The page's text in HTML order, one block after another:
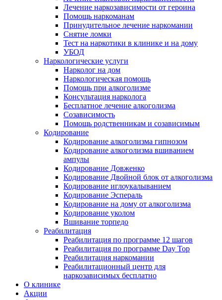
Лечение наркозависимости от героина
Помощь наркоманам
Принудительное лечение наркомании
Снятие ломки
Тест на наркотики в клинике и на дому
УБОД
Наркологические услуги
Нарколог на дом
Наркологическая помощь
Помощь при алкоголизме
Консультация нарколога
Бесплатное лечение алкоголизма
Созависимость
Помощь родственникам и созависимым
Кодирование
Кодирование алкоголизма гипнозом
Кодирование алкоголизма вшиванием
ампулы
Кодирование Довженко
Кодирование Двойной блок от алкоголизма
Кодирование иглоукалыванием
Кодирование Эспераль
Кодирование на дому от алкоголизма
Кодирование уколом
Вшивание торпедо
Реабилитация
Реабилитация по программе 12 шагов
Реабилитация по программе Day Top
Реабилитация наркомании
Реабилитационный центр для
наркозависимых бесплатно
О клинике
Акции